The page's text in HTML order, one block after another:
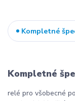
Kompletné
Kompletné
relé pro všobecné